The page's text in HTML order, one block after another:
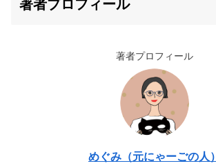
著者プロフィール
著者プロフィール
めぐみ（元にゃーごの人）